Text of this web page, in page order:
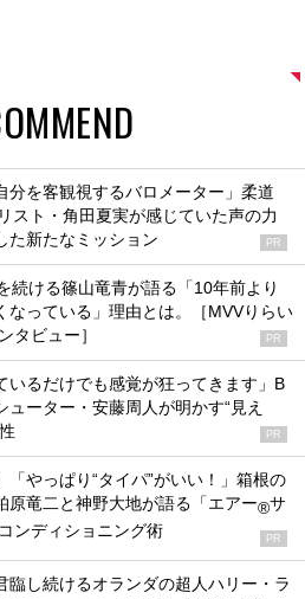
分を客観視するバロメーター」柔道
スト・角田夏実が感じていた声の力
た新たなミッション
PR
続ける篠山竜青が語る「10年前より
なっている」理由とは。［MVVりらい
タビュー］
PR
いるだけでも感覚が狂ってきます」B
ューター・安藤周人が明かす“見え
PR
「やっぱり“タイパ”がいい！」箱根の
原竜二と神野大地が語る「エアー®サ
ンディショニング術 PR
臨し続けるオランダの超人ハリー・ラ